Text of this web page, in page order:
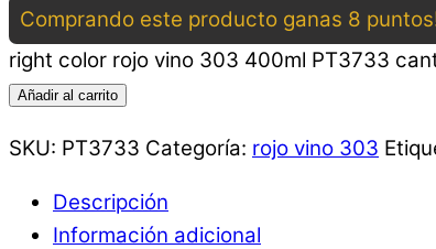
Comprando este producto ganas 8
right color rojo vino 303 400ml PT3733
Añadir al carrito
SKU: PT3733 Categoría: rojo vino 303
Descripción
Información adicional